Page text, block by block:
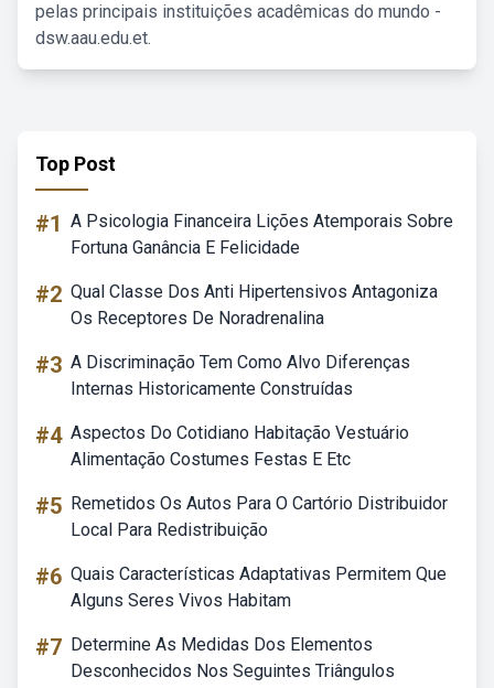
pelas principais instituições acadêmicas do mundo -
dsw.aau.edu.et.
Top Post
#1 A Psicologia Financeira Lições Atemporais Sobre
Fortuna Ganância E Felicidade
#2 Qual Classe Dos Anti Hipertensivos Antagoniza
Os Receptores De Noradrenalina
#3 A Discriminação Tem Como Alvo Diferenças
Internas Historicamente Construídas
#4 Aspectos Do Cotidiano Habitação Vestuário
Alimentação Costumes Festas E Etc
#5 Remetidos Os Autos Para O Cartório Distribuidor
Local Para Redistribuição
#6 Quais Características Adaptativas Permitem Que
Alguns Seres Vivos Habitam
#7 Determine As Medidas Dos Elementos
Desconhecidos Nos Seguintes Triângulos